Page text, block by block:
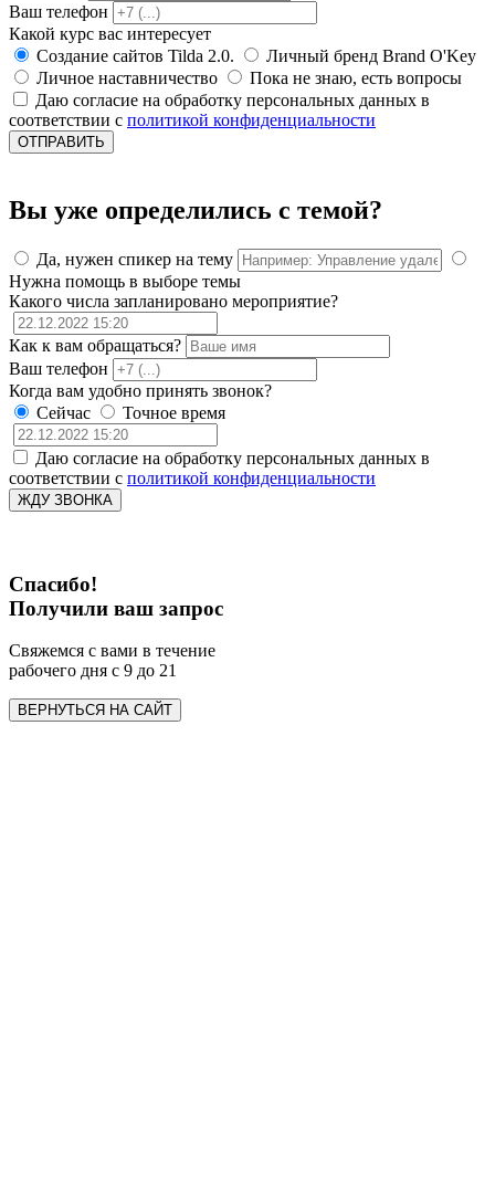
Ваш телефон
Какой курс вас интересует
Создание сайтов Tilda 2.0.
Личный бренд Brand O'Key
Личное наставничество
Пока не знаю, есть вопросы
Даю согласие на обработку персональных данных в
соответствии с политикой конфиденциальности
ОТПРАВИТЬ
Вы уже определились с темой?
Да, нужен спикер на тему
Нужна помощь в выборе темы
Какого числа запланировано мероприятие?
Как к вам обращаться?
Ваш телефон
Когда вам удобно принять звонок?
Сейчас
Точное время
Даю согласие на обработку персональных данных в
соответствии с политикой конфиденциальности
ЖДУ ЗВОНКА
Спасибо!
Получили ваш запрос
Свяжемся с вами в течение
рабочего дня с 9 до 21
ВЕРНУТЬСЯ НА САЙТ